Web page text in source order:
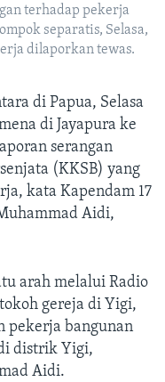
terhadap pekerja
separatis, Selasa,
dilaporkan tewas.
di Papua, Selasa
di Jayapura ke
serangan
(KKSB) yang
kata Kapendam 17
Aidi,
arah melalui Radio
gereja di Yigi,
pekerja bangunan
distrik Yigi,
Aidi.